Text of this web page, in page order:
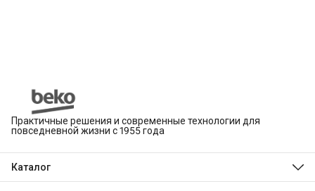
Практичные решения и современные технологии для
повседневной жизни с 1955 года
Каталог